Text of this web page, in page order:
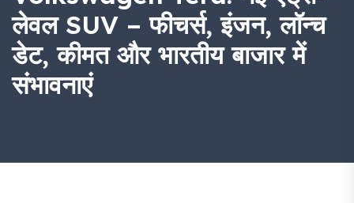
लेवल SUV – फीचर्स, इंजन, लॉन्च
डेट, कीमत और भारतीय बाजार में
संभावनाएं